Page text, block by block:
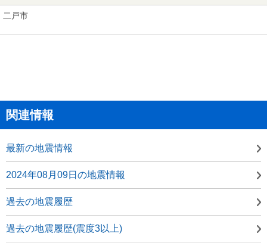
二戸市
関連情報
最新の地震情報
2024年08月09日の地震情報
過去の地震履歴
過去の地震履歴(震度3以上)